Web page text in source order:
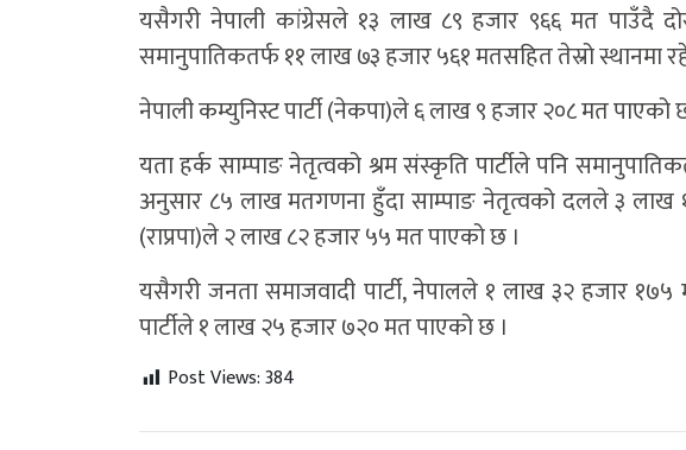
यसैगरी नेपाली कांग्रेसले १३ लाख ८९ हजार ९६६ मत पाउँदै
समानुपातिकतर्फ ११ लाख ७३ हजार ५६१ मतसहित तेस्रो स्थानमा
नेपाली कम्युनिस्ट पार्टी (नेकपा)ले ६ लाख ९ हजार २०८ मत पाएको
यता हर्क साम्पाङ नेतृत्वको श्रम संस्कृति पार्टीले पनि
अनुसार ८५ लाख मतगणना हुँदा साम्पाङ नेतृत्वको दलले ३ लाख १
(राप्रपा)ले २ लाख ८२ हजार ५५ मत पाएको छ ।
यसैगरी जनता समाजवादी पार्टी, नेपालले १ लाख ३२ हजार १७५
पार्टीले १ लाख २५ हजार ७२० मत पाएको छ ।
Post Views:384